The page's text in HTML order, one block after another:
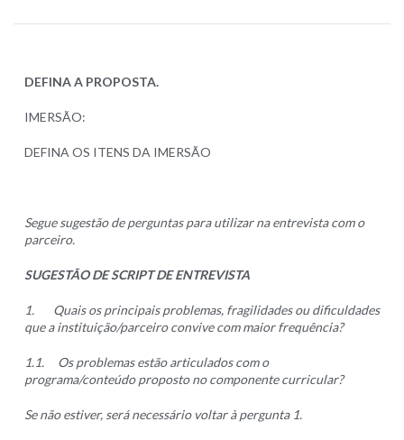
DEFINA A PROPOSTA.
IMERSÃO:
DEFINA OS ITENS DA IMERSÃO
Segue sugestão de perguntas para utilizar na entrevista com o
parceiro.
SUGESTÃO DE SCRIPT DE ENTREVISTA
1. Quais os principais problemas, fragilidades ou dificuldades
que a instituição/parceiro convive com maior frequência?
1.1. Os problemas estão articulados com o
programa/conteúdo proposto no componente curricular?
Se não estiver, será necessário voltar à pergunta 1.